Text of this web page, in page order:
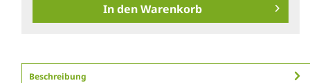
In den Warenkorb
Beschreibung